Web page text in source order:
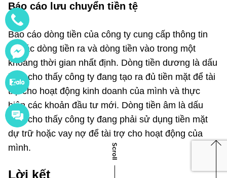
Báo cáo lưu chuyển tiền tệ
Báo cáo dòng tiền của công ty cung cấp thông tin
về các dòng tiền ra và dòng tiền vào trong một
khoảng thời gian nhất định. Dòng tiền dương là dấu
hiệu cho thấy công ty đang tạo ra đủ tiền mặt để tài
trợ cho hoạt động kinh doanh của mình và thực
hiện các khoản đầu tư mới. Dòng tiền âm là dấu
hiệu cho thấy công ty đang phải sử dụng tiền mặt
dự trữ hoặc vay nợ để tài trợ cho hoạt động của
mình.
Lời kết
Scroll